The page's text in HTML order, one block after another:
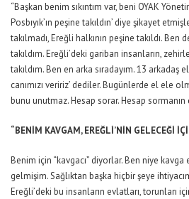
“Başkan benim sıkıntım var, beni OYAK
Posbıyık’ın peşine takıldın’ diye şikayet
takılmadı, Ereğli halkının peşine takıldı. Ben
takıldım. Ereğli’deki gariban insanların,
takıldım. Ben en arka sıradayım. 13 arkadaş
canımızı veririz’ dediler. Bugünlerde el ele
bunu unutmaz. Hesap sorar. Hesap sormanın
“BENİM KAVGAM, EREĞLİ’NİN GELECEĞİ
Benim için “kavgacı” diyorlar. Ben niye
gelmişim. Sağlıktan başka hiçbir şeye
Ereğli’deki bu insanların evlatları, torunları